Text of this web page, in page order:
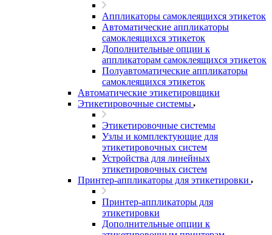
Аппликаторы самоклеящихся этикеток
Автоматические аппликаторы
самоклеящихся этикеток
Дополнительные опции к
аппликаторам самоклеящихся этикеток
Полуавтоматические аппликаторы
самоклеящихся этикеток
Автоматические этикетировщики
Этикетировочные системы
Этикетировочные системы
Узлы и комплектующие для
этикетировочных систем
Устройства для линейных
этикетировочных систем
Принтер-аппликаторы для этикетировки
Принтер-аппликаторы для
этикетировки
Дополнительные опции к